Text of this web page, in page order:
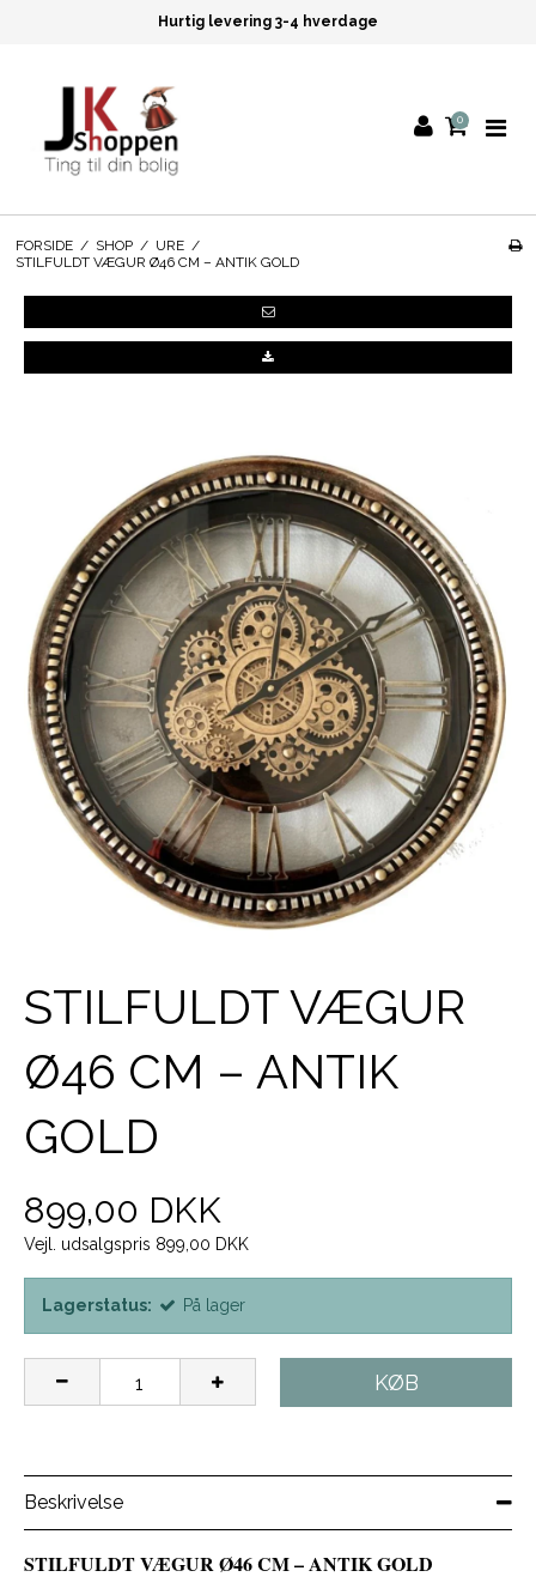
Hurtig levering 3-4 hverdage
0
FORSIDE / SHOP / URE /
STILFULDT VÆGUR Ø46 CM – ANTIK GOLD
STILFULDT VÆGUR
Ø46 CM – ANTIK
GOLD
899,00 DKK
Vejl. udsalgspris 899,00 DKK
Lagerstatus: På lager
KØB
Beskrivelse
STILFULDT VÆGUR Ø46 CM – ANTIK GOLD